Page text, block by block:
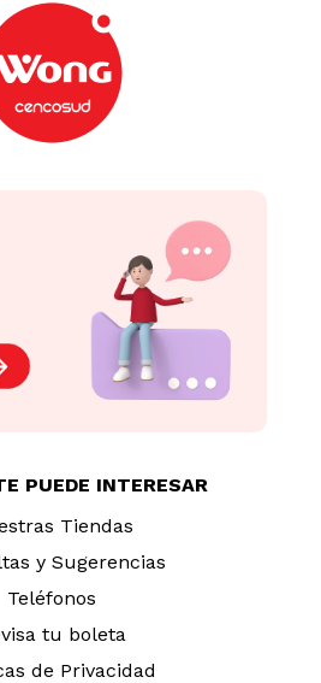
PUEDE INTERESAR
Tiendas
y Sugerencias
Teléfonos
tu boleta
de Privacidad